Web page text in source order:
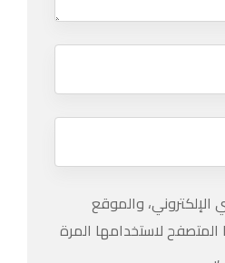
والموقع
لاستخدامها المرة